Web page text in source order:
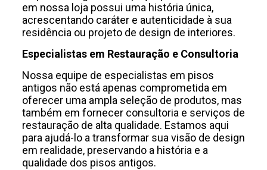
em nossa loja possui uma história única,
acrescentando caráter e autenticidade à sua
residência ou projeto de design de interiores.
Especialistas em Restauração e Consultoria
Nossa equipe de especialistas em pisos
antigos não está apenas comprometida em
oferecer uma ampla seleção de produtos, mas
também em fornecer consultoria e serviços de
restauração de alta qualidade. Estamos aqui
para ajudá-lo a transformar sua visão de design
em realidade, preservando a história e a
qualidade dos pisos antigos.